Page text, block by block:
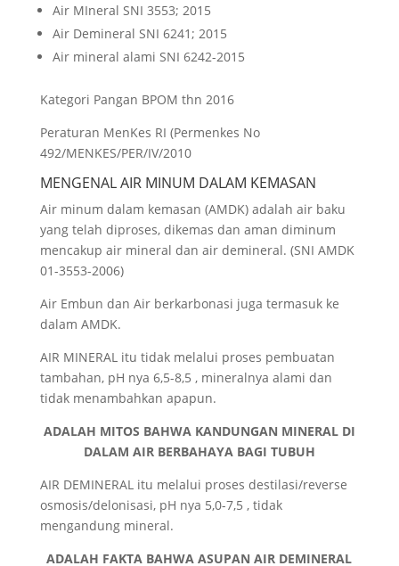
Air MIneral SNI 3553; 2015
Air Demineral SNI 6241; 2015
Air mineral alami SNI 6242-2015
Kategori Pangan BPOM thn 2016
Peraturan MenKes RI (Permenkes No
492/MENKES/PER/IV/2010
MENGENAL AIR MINUM DALAM KEMASAN
Air minum dalam kemasan (AMDK) adalah air baku
yang telah diproses, dikemas dan aman diminum
mencakup air mineral dan air demineral. (SNI AMDK
01-3553-2006)
Air Embun dan Air berkarbonasi juga termasuk ke
dalam AMDK.
AIR MINERAL itu tidak melalui proses pembuatan
tambahan, pH nya 6,5-8,5 , mineralnya alami dan
tidak menambahkan apapun.
ADALAH MITOS BAHWA KANDUNGAN MINERAL DI
DALAM AIR BERBAHAYA BAGI TUBUH
AIR DEMINERAL itu melalui proses destilasi/reverse
osmosis/delonisasi, pH nya 5,0-7,5 , tidak
mengandung mineral.
ADALAH FAKTA BAHWA ASUPAN AIR DEMINERAL